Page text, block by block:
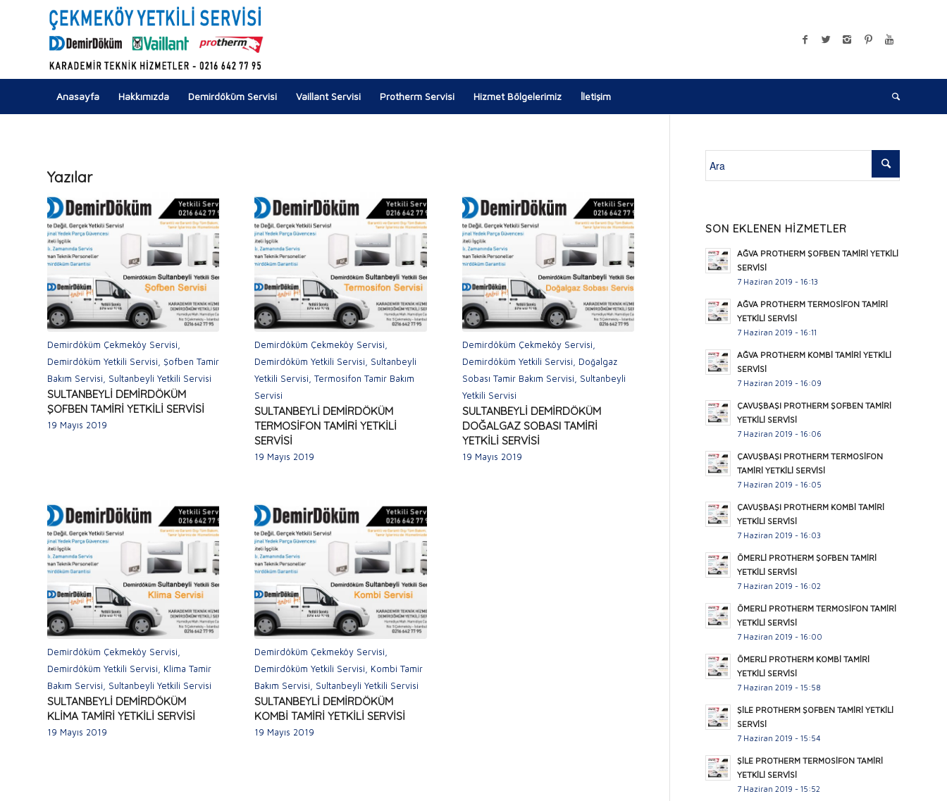
Anasayfa Hakkımızda Demirdöküm Servisi Vaillant Servisi Protherm Servisi Hizmet Bölgelerimiz İletişim
Yazılar
Demirdöküm Çekmeköy Servisi
Demirdöküm Yetkili Servisi Şofben Tamir
Bakım Servisi
Sultanbeyli Yetkili Servisi
SULTANBEYLİ DEMİRDÖKÜM
ŞOFBEN TAMİRİ YETKİLİ SERVİSİ
19 Mayıs 2019
Demirdöküm Çekmeköy Servisi
Demirdöküm Yetkili Servisi
Sultanbeyli
Yetkili Servisi ,Termosifon Tamir Bakım
Servisi
SULTANBEYLİ DEMİRDÖKÜM
TERMOSİFON TAMİRİ YETKİLİ
SERVİSİ
19 Mayıs 2019
Demirdöküm Çekmeköy Servisi
Demirdöküm Yetkili Servisi
Doğalgaz
Sobası Tamir Bakım Servisi
Sultanbeyli
Yetkili Servisi
SULTANBEYLİ DEMİRDÖKÜM
DOĞALGAZ SOBASI TAMİRİ
YETKİLİ SERVİSİ
19 Mayıs 2019
Demirdöküm Çekmeköy Servisi,
Demirdöküm Yetkili Servisi, Klima Tamir
Bakım Servisi, Sultanbeyli Yetkili Servisi
SULTANBEYLİ DEMİRDÖKÜM
KLİMA TAMİRİ YETKİLİ SERVİSİ
19 Mayıs 2019
Demirdöküm Çekmeköy Servisi,
Demirdöküm Yetkili Servisi, Kombi Tamir
Bakım Servisi, Sultanbeyli Yetkili Servisi
SULTANBEYLİ DEMİRDÖKÜM
KOMBİ TAMİRİ YETKİLİ SERVİSİ
19 Mayıs 2019
SON EKLENEN HİZMETLER
AĞVA PROTHERM ŞOFBEN TAMİRİ YETKİLİ
SERVİSİ
7 Haziran 2019 - 16:13
AĞVA PROTHERM TERMOSİFON TAMİRİ
YETKİLİ SERVİSİ
7 Haziran 2019 - 16:11
AĞVA PROTHERM KOMBİ TAMİRİ YETKİLİ
SERVİSİ
7 Haziran 2019 - 16:09
ÇAVUŞBAŞI PROTHERM ŞOFBEN TAMİRİ
YETKİLİ SERVİSİ
7 Haziran 2019 - 16:06
ÇAVUŞBAŞI PROTHERM TERMOSİFON
TAMİRİ YETKİLİ SERVİSİ
7 Haziran 2019 - 16:05
ÇAVUŞBAŞI PROTHERM KOMBİ TAMİRİ
YETKİLİ SERVİSİ
7 Haziran 2019 - 16:03
ÖMERLİ PROTHERM ŞOFBEN TAMİRİ
YETKİLİ SERVİSİ
7 Haziran 2019 - 16:02
ÖMERLİ PROTHERM TERMOSİFON TAMİRİ
YETKİLİ SERVİSİ
7 Haziran 2019 - 16:00
ÖMERLİ PROTHERM KOMBİ TAMİRİ
YETKİLİ SERVİSİ
7 Haziran 2019 - 15:58
ŞİLE PROTHERM ŞOFBEN TAMİRİ YETKİLİ
SERVİSİ
7 Haziran 2019 - 15:54
ŞİLE PROTHERM TERMOSİFON TAMİRİ
YETKİLİ SERVİSİ
7 Haziran 2019 - 15:52